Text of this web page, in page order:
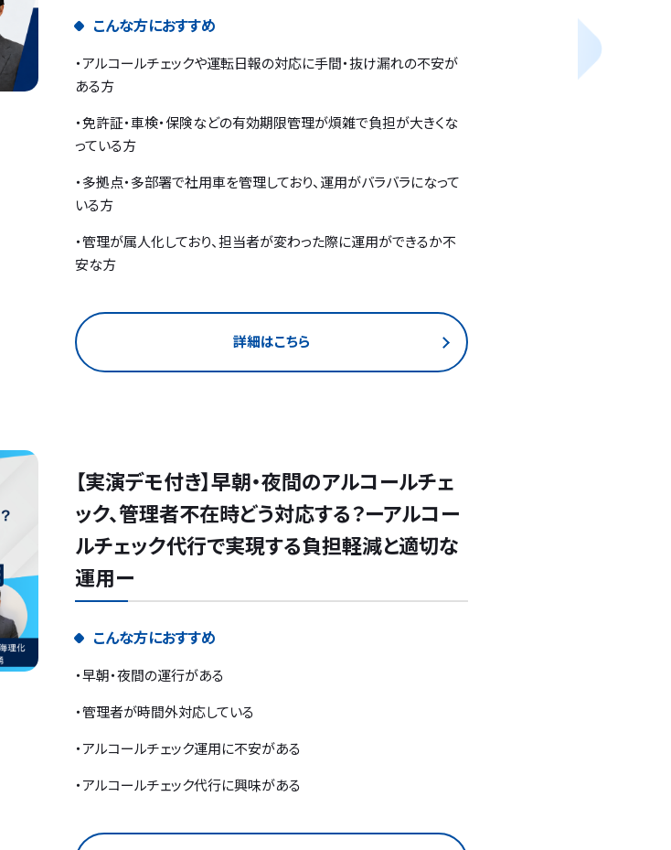
こんな方におすすめ
・アルコールチェックや運転日報の対応に手間・抜け漏れの不安が
ある方
・免許証・車検・保険などの有効期限管理が煩雑で負担が大きくな
っている方
・多拠点・多部署で社用車を管理しており、運用がバラバラになって
いる方
・管理が属人化しており、担当者が変わった際に運用ができるか不
安な方
詳細はこちら
【実演デモ付き】早朝・夜間のアルコールチェ
ック、管理者不在時どう対応する？ーアルコー
ルチェック代行で実現する負担軽減と適切な
運用ー
こんな方におすすめ
・早朝・夜間の運行がある
・管理者が時間外対応している
・アルコールチェック運用に不安がある
・アルコールチェック代行に興味がある